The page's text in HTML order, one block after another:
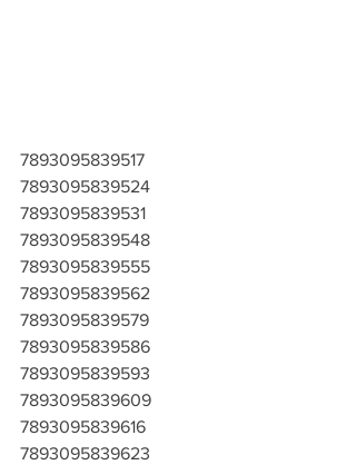
7893095839517
7893095839524
7893095839531
7893095839548
7893095839555
7893095839562
7893095839579
7893095839586
7893095839593
7893095839609
7893095839616
7893095839623